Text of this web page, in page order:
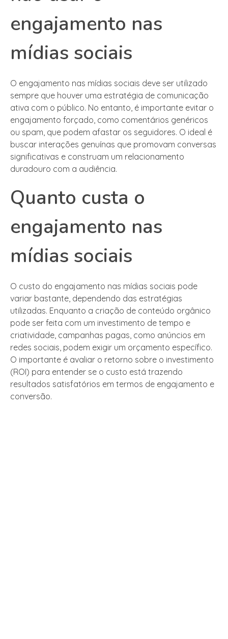
engajamento nas
mídias sociais
O engajamento nas mídias sociais deve ser utilizado
sempre que houver uma estratégia de comunicação
ativa com o público. No entanto, é importante evitar o
engajamento forçado, como comentários genéricos
ou spam, que podem afastar os seguidores. O ideal é
buscar interações genuínas que promovam conversas
significativas e construam um relacionamento
duradouro com a audiência.
Quanto custa o
engajamento nas
mídias sociais
O custo do engajamento nas mídias sociais pode
variar bastante, dependendo das estratégias
utilizadas. Enquanto a criação de conteúdo orgânico
pode ser feita com um investimento de tempo e
criatividade, campanhas pagas, como anúncios em
redes sociais, podem exigir um orçamento específico.
O importante é avaliar o retorno sobre o investimento
(ROI) para entender se o custo está trazendo
resultados satisfatórios em termos de engajamento e
conversão.